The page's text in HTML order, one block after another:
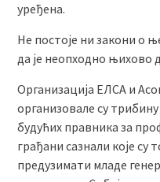
уређена.
Не постоје ни закони о
да је неопходно њихово
Организација ЕЛСА и
организовале су
будућих правника за
грађани сазнали које су
предузимати младе